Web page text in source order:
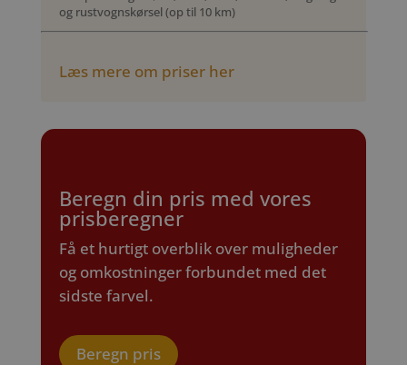
og rustvognskørsel (op til 10 km)
Læs mere om priser her
Beregn din pris med vores
prisberegner
Få et hurtigt overblik over muligheder
og omkostninger forbundet med det
sidste farvel.
Beregn pris